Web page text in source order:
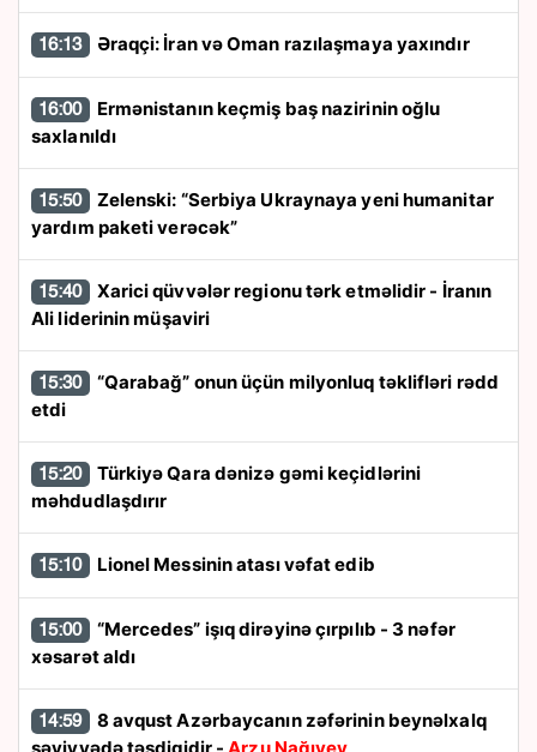
16:13 Əraqçi: İran və Oman razılaşmaya yaxındır
16:00
saxlanıldı
15:50
yardım paketi verəcək”
15:40
Ali liderinin müşaviri
15:30
etdi
15:20
məhdudlaşdırır
15:10 Lionel Messinin atası vəfat edib
15:00
xəsarət aldı
14:59